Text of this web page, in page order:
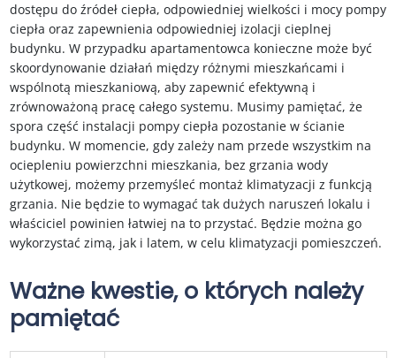
dostępu do źródeł ciepła, odpowiedniej wielkości i mocy pompy
ciepła oraz zapewnienia odpowiedniej izolacji cieplnej
budynku. W przypadku apartamentowca konieczne może być
skoordynowanie działań między różnymi mieszkańcami i
wspólnotą mieszkaniową, aby zapewnić efektywną i
zrównoważoną pracę całego systemu. Musimy pamiętać, że
spora część instalacji pompy ciepła pozostanie w ścianie
budynku. W momencie, gdy zależy nam przede wszystkim na
ociepleniu powierzchni mieszkania, bez grzania wody
użytkowej, możemy przemyśleć montaż klimatyzacji z funkcją
grzania. Nie będzie to wymagać tak dużych naruszeń lokalu i
właściciel powinien łatwiej na to przystać. Będzie można go
wykorzystać zimą, jak i latem, w celu klimatyzacji pomieszczeń.
Ważne kwestie, o których należy
pamiętać